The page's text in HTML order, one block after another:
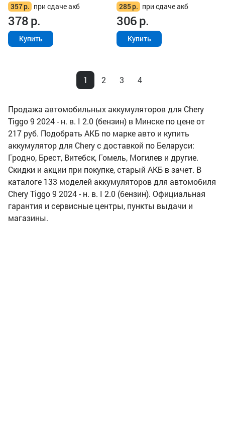
357р. при сдаче акб
378р.
Купить
285р. при сдаче акб
306р.
Купить
1 2 3 4
Продажа автомобильных аккумуляторов для Chery
Tiggo 9 2024 - н. в. I 2.0 (бензин) в Минске по цене от
217 руб. Подобрать АКБ по марке авто и купить
аккумулятор для Chery с доставкой по Беларуси:
Гродно, Брест, Витебск, Гомель, Могилев и другие.
Скидки и акции при покупке, старый АКБ в зачет. В
каталоге 133 моделей аккумуляторов для автомобиля
Chery Tiggo 9 2024 - н. в. I 2.0 (бензин). Официальная
гарантия и сервисные центры, пункты выдачи и
магазины.